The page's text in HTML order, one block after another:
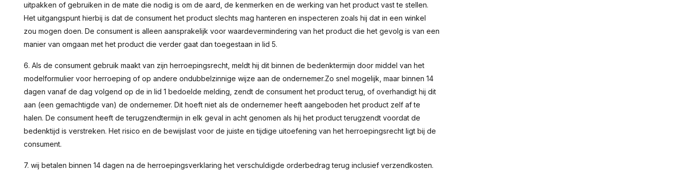
uitpakken of gebruiken in de mate die nodig is om de aard, de kenmerken en de werking van het product vast te stellen.
Het uitgangspunt hierbij is dat de consument het product slechts mag hanteren en inspecteren zoals hij dat in een winkel
zou mogen doen. De consument is alleen aansprakelijk voor waardevermindering van het product die het gevolg is van een
manier van omgaan met het product die verder gaat dan toegestaan in lid 5.
6. Als de consument gebruik maakt van zijn herroepingsrecht, meldt hij dit binnen de bedenktermijn door middel van het
modelformulier voor herroeping of op andere ondubbelzinnige wijze aan de ondernemer.Zo snel mogelijk, maar binnen 14
dagen vanaf de dag volgend op de in lid 1 bedoelde melding, zendt de consument het product terug, of overhandigt hij dit
aan (een gemachtigde van) de ondernemer. Dit hoeft niet als de ondernemer heeft aangeboden het product zelf af te
halen. De consument heeft de terugzendtermijn in elk geval in acht genomen als hij het product terugzendt voordat de
bedenktijd is verstreken. Het risico en de bewijslast voor de juiste en tijdige uitoefening van het herroepingsrecht ligt bij de
consument.
7. wij betalen binnen 14 dagen na de herroepingsverklaring het verschuldigde orderbedrag terug inclusief verzendkosten.